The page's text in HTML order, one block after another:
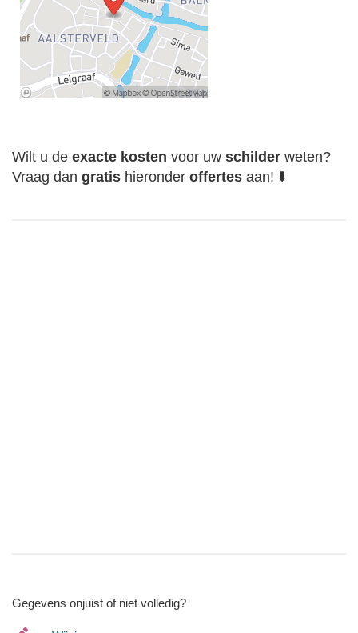
Wilt u de exacte kosten voor uw schilder weten?
Vraag dan gratis hieronder offertes aan! ⬇️
Gegevens onjuist of niet volledig?